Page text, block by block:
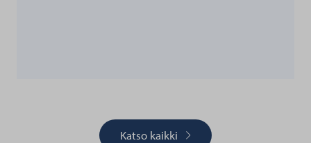
Katso kaikki